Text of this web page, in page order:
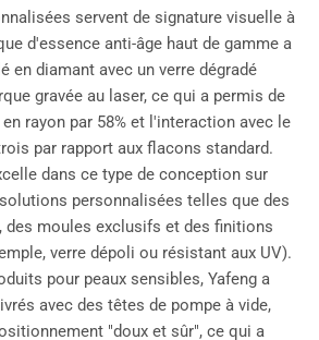
servent de signature visuelle à
d'essence anti-âge haut de gamme a
en diamant avec un verre dégradé
gravée au laser, ce qui a permis de
rayon par 58% et l'interaction avec le
par rapport aux flacons standard.
dans ce type de conception sur
personnalisées telles que des
des moules exclusifs et des finitions
verre dépoli ou résistant aux UV).
pour peaux sensibles, Yafeng a
avec des têtes de pompe à vide,
"doux et sûr", ce qui a